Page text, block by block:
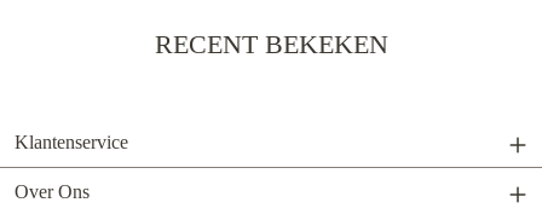
RECENT BEKEKEN
Klantenservice
Over Ons